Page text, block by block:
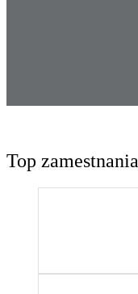
Top zamestnania